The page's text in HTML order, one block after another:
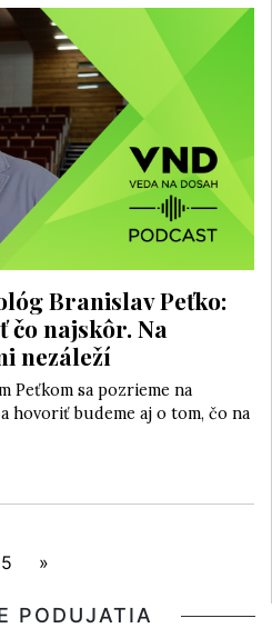
Branislav Peťko:
najskôr. Na
nezáleží
Peťkom sa pozrieme na
hovoriť budeme aj o tom, čo na
»
PODUJATIA